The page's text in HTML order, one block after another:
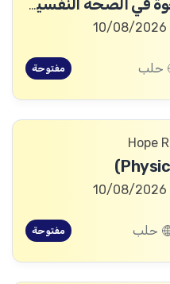
طبيب رأب الفجوة في الصحة النفسية (mhGAP Doctor)
حلب مفتوحة
حلب مفتوحة